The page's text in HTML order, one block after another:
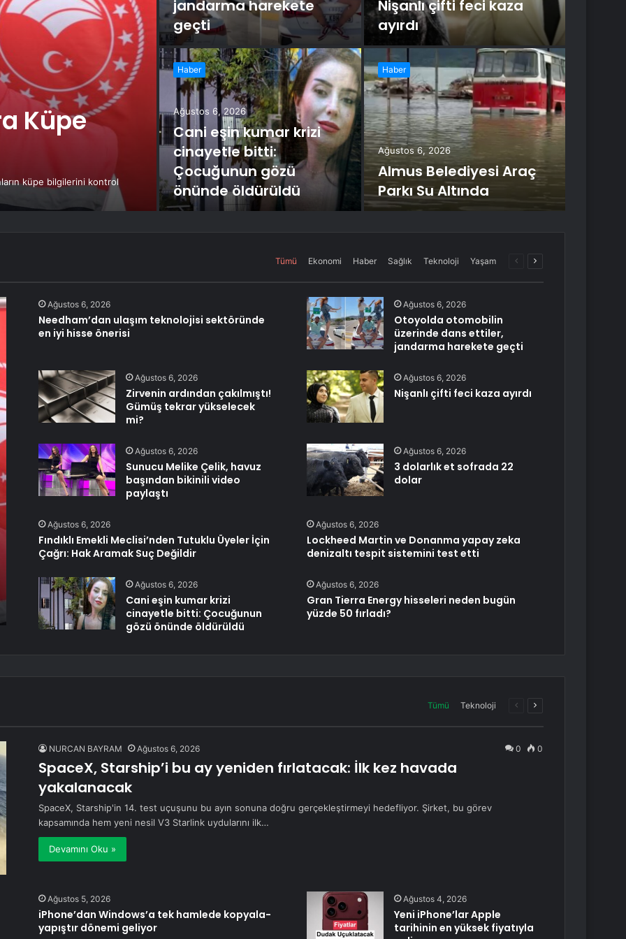
Küpe
küpe bilgilerini kontrol
jandarma harekete
geçti
Nişanlı çifti feci kaza
ayırdı
Haber
Ağustos 6, 2026
Cani eşin kumar krizi
cinayetle bitti:
Çocuğunun gözü
önünde öldürüldü
Haber
Ağustos 6, 2026
Almus Belediyesi Araç
Parkı Su Altında
Tümü Ekonomi Haber Sağlık Teknoloji Yaşam
ÖncekiSonraki
Ağustos 6, 2026
Needham’dan ulaşım teknolojisi sektöründe
en iyi hisse önerisi
Ağustos 6, 2026
Otoyolda otomobilin
üzerinde dans ettiler,
jandarma harekete geçti
Ağustos 6, 2026
Zirvenin ardından çakılmıştı!
Gümüş tekrar yükselecek
mi?
Ağustos 6, 2026
Nişanlı çifti feci kaza ayırdı
Ağustos 6, 2026
Sunucu Melike Çelik, havuz
başından bikinili video
paylaştı
Ağustos 6, 2026
3 dolarlık et sofrada 22
dolar
Ağustos 6, 2026
Fındıklı Emekli Meclisi’nden Tutuklu Üyeler İçin
Çağrı: Hak Aramak Suç Değildir
Ağustos 6, 2026
Lockheed Martin ve Donanma yapay zeka
denizaltı tespit sistemini test etti
Ağustos 6, 2026
Cani eşin kumar krizi
cinayetle bitti: Çocuğunun
gözü önünde öldürüldü
Ağustos 6, 2026
Gran Tierra Energy hisseleri neden bugün
yüzde 50 fırladı?
Tümü Teknoloji
ÖncekiSonraki
NURCAN BAYRAM Ağustos 6, 2026 0 0
SpaceX, Starship’i bu ay yeniden fırlatacak: İlk kez havada
yakalanacak
SpaceX, Starship'in 14. test uçuşunu bu ayın sonuna doğru gerçekleştirmeyi hedefliyor. Şirket, bu görev
kapsamında hem yeni nesil V3 Starlink uydularını ilk…
Devamını Oku »
Ağustos 5, 2026
iPhone’dan Windows’a tek hamlede kopyala-
yapıştır dönemi geliyor
Ağustos 4, 2026
Yeni iPhone’lar Apple
tarihinin en yüksek fiyatıyla